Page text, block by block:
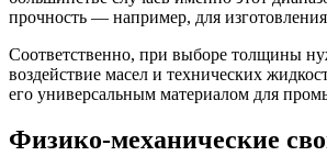
прочность — например, для
Соответственно, при выборе толщины
воздействие масел и технических
его универсальным материалом для
Физико-механические